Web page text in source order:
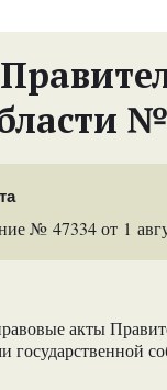
№ 47334 от 1
акты
государственной